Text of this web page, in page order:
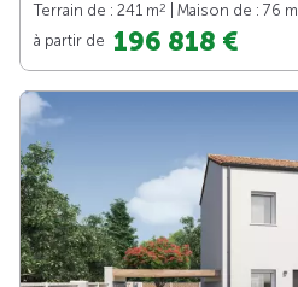
Terrain de : 241 m2 | Maison de : 76 m
à partir de 196 818 €